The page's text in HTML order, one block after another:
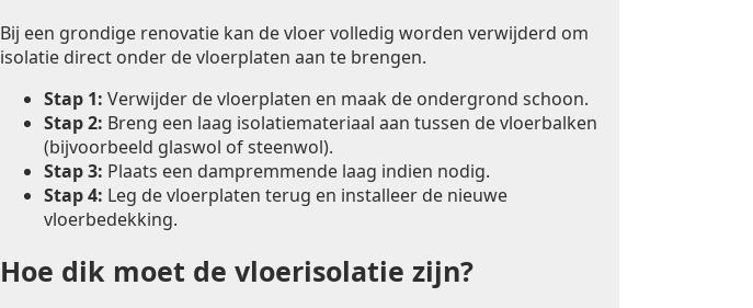
Bij een grondige renovatie kan de vloer volledig worden verwijderd om
isolatie direct onder de vloerplaten aan te brengen.
Stap 1: Verwijder de vloerplaten en maak de ondergrond schoon.
Stap 2: Breng een laag isolatiemateriaal aan tussen de vloerbalken
(bijvoorbeeld glaswol of steenwol).
Stap 3: Plaats een dampremmende laag indien nodig.
Stap 4: Leg de vloerplaten terug en installeer de nieuwe
vloerbedekking.
Hoe dik moet de vloerisolatie zijn?